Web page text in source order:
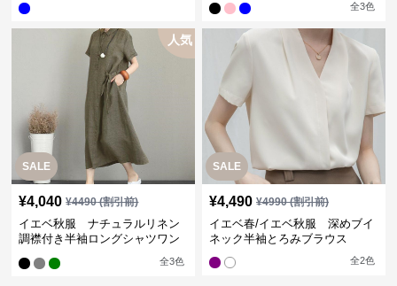
全3色
SALE
人気
¥4,040 ¥4490(割引前)
イエベ秋服 ナチュラルリネン
調襟付き半袖ロングシャツワン
全3色
SALE
¥4,490 ¥4990(割引前)
イエベ春/イエベ秋服 深めブイ
ネック半袖とろみブラウス
全2色